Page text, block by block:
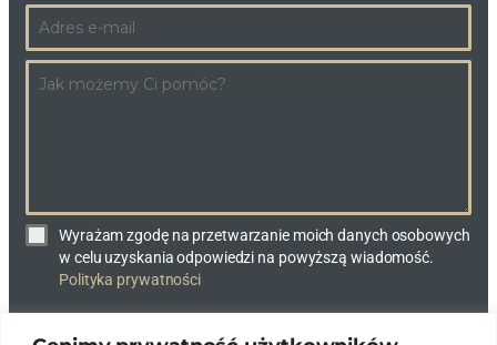
Wyrażam zgodę na przetwarzanie moich danych osobowych
w celu uzyskania odpowiedzi na powyższą wiadomość.
Polityka prywatności